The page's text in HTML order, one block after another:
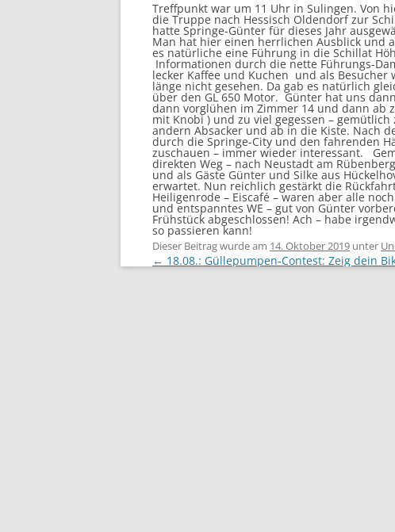
Treffpunkt war um 11 Uhr in Sulingen. Von
die Truppe nach Hessisch Oldendorf zur
hatte Springe-Günter für dieses Jahr
Man hat hier einen herrlichen Ausblick und
es natürliche eine Führung in die Schillat
Informationen durch die nette Führungs-
lecker Kaffee und Kuchen und als Besucher
länge nicht gesehen. Da gab es natürlich
über den GL 650 Motor. Günter hat uns
dann vorglühen im Zimmer 14 und dann ab
mit Knobi ) und zu viel gegessen –
andern Absacker und ab in die Kiste. Nach
durch die Springe-City und den fahrenden
zuschauen – immer wieder interessant.
direkten Weg – nach Neustadt am
und als Gäste Günter und Silke aus
erwartet. Nun reichlich gestärkt die
Heiligenrode – Eiscafé – waren aber alle
und entspanntes WE – gut von Günter
Frühstück abgeschlossen! Ach – habe
so passieren kann!
Dieser Beitrag wurde am 14. Oktober 2019 unter
Beitragsnavigation
← 18.08.: Güllepumpen-Contest: Zeig dein